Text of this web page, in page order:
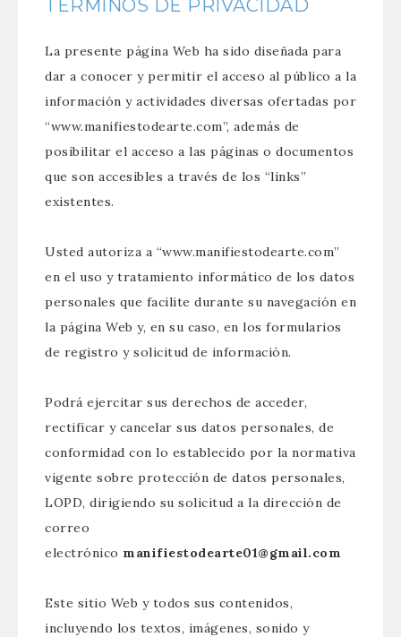
TERMINOS DE PRIVACIDAD
La presente página Web ha sido diseñada para
dar a conocer y permitir el acceso al público a la
información y actividades diversas ofertadas por
“www.manifiestodearte.com”, además de
posibilitar el acceso a las páginas o documentos
que son accesibles a través de los “links”
existentes.
Usted autoriza a “www.manifiestodearte.com”
en el uso y tratamiento informático de los datos
personales que facilite durante su navegación en
la página Web y, en su caso, en los formularios
de registro y solicitud de información.
Podrá ejercitar sus derechos de acceder,
rectificar y cancelar sus datos personales, de
conformidad con lo establecido por la normativa
vigente sobre protección de datos personales,
LOPD, dirigiendo su solicitud a la dirección de
correo
electrónico manifiestodearte01@gmail.com
Este sitio Web y todos sus contenidos,
incluyendo los textos, imágenes, sonido y